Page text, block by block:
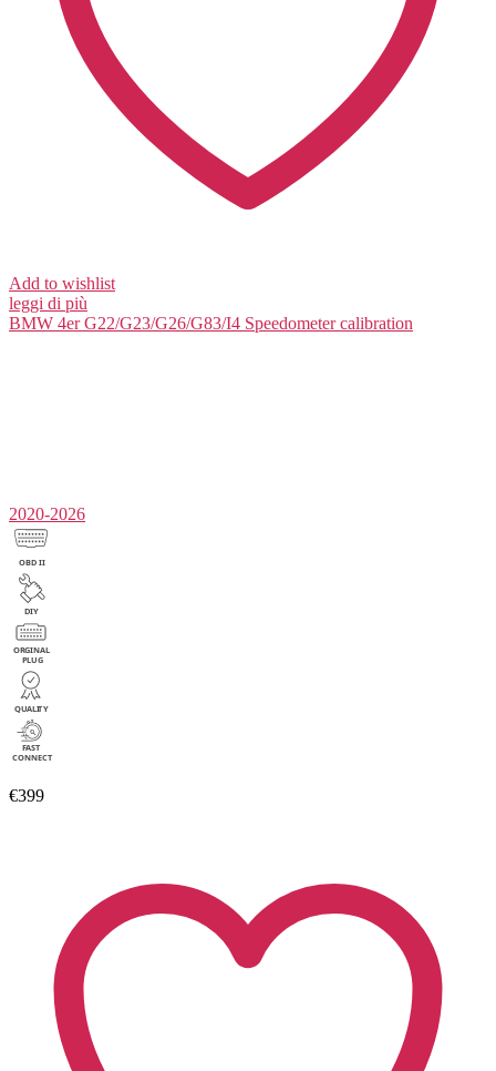
Add to wishlist
leggi di più
BMW 4er G22/G23/G26/G83/I4 Speedometer calibration
2020-2026
€399